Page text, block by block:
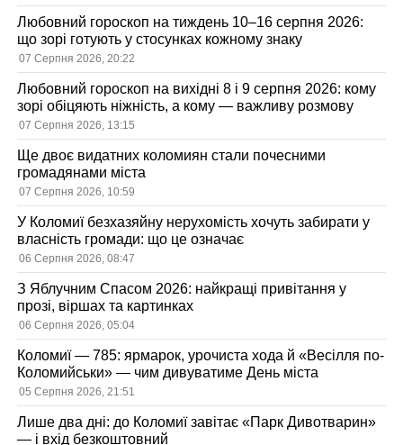
Любовний гороскоп на тиждень 10–16 серпня 2026:
що зорі готують у стосунках кожному знаку
07 Серпня 2026, 20:22
Любовний гороскоп на вихідні 8 і 9 серпня 2026: кому
зорі обіцяють ніжність, а кому — важливу розмову
07 Серпня 2026, 13:15
Ще двоє видатних коломиян стали почесними
громадянами міста
07 Серпня 2026, 10:59
У Коломиї безхазяйну нерухомість хочуть забирати у
власність громади: що це означає
06 Серпня 2026, 08:47
З Яблучним Спасом 2026: найкращі привітання у
прозі, віршах та картинках
06 Серпня 2026, 05:04
Коломиї — 785: ярмарок, урочиста хода й «Весілля по-
Коломийськи» — чим дивуватиме День міста
05 Серпня 2026, 21:51
Лише два дні: до Коломиї завітає «Парк Дивотварин»
— і вхід безкоштовний